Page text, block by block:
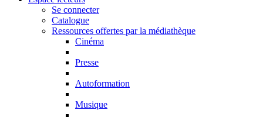
Se connecter
Catalogue
Ressources offertes par la médiathèque
Cinéma
Presse
Autoformation
Musique